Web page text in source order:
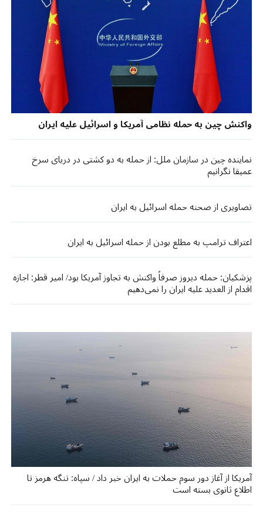
واکنش چین به حمله نظامی آمریکا و اسرائیل علیه ایران
نماینده چین در سازمان ملل: از حمله به دو کشتی در دریای سرخ
عمیقا نگرانیم
تصاویری از صحنه حمله اسرائیل به ایران
اعتراف ترامپ به مطلع بودن از حمله اسرائیل به ایران
پزشکیان: حمله دیروز صرفاً واکنش به تجاوز آمریکا بود/ امیر قطر: اجازه
اقدام از العدید علیه ایران را نمی‌دهیم
آمریکا از آغاز دور سوم حملات به ایران خبر داد / سپاه: تنگه هرمز تا
اطلاع ثانوی بسته است